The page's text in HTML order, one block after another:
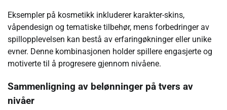
Eksempler på kosmetikk inkluderer karakter-skins,
våpendesign og tematiske tilbehør, mens forbedringer av
spillopplevelsen kan bestå av erfaringøkninger eller unike
evner. Denne kombinasjonen holder spillere engasjerte og
motiverte til å progresere gjennom nivåene.
Sammenligning av belønninger på tvers av
nivåer